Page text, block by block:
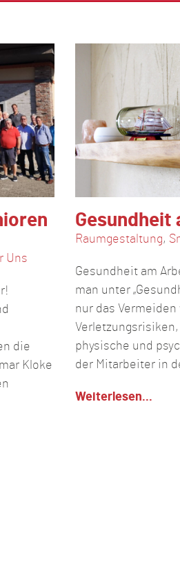
Uns
die
Kloke
Raumgestaltung,
Gesundheit am
man unter
nur das
physische und
der Mitarbeiter in
Weiterlesen...